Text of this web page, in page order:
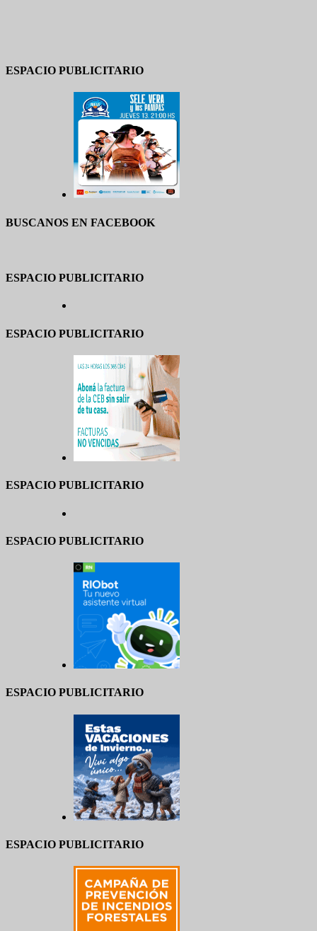
ESPACIO PUBLICITARIO
BUSCANOS EN FACEBOOK
ESPACIO PUBLICITARIO
ESPACIO PUBLICITARIO
ESPACIO PUBLICITARIO
ESPACIO PUBLICITARIO
ESPACIO PUBLICITARIO
ESPACIO PUBLICITARIO